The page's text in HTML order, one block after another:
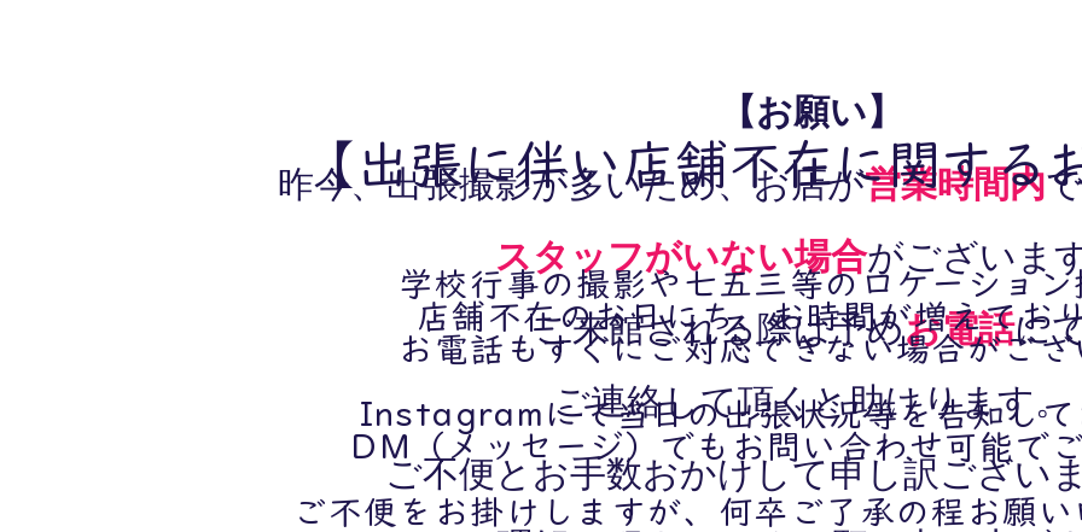
【お願い】
昨今、出張撮影が多いため、お店が営業時間内
スタッフがいない場合がございます
ご来館される際は予めお電話に
ご連絡して頂くと助けります。
ご不便とお手数おかけして申し訳ござい
【出張に伴い店舗不在に関する
学校行事の撮影や七五三等のロケーション
店舗不在のお日にち、お時間が増えてお
お電話もすぐにご対応できない場合がござ
Instagramにて当日の出張状況等を告知して
​DM（メッセージ）でもお問い合わせ可能で
ご不便をお掛けしますが、何卒ご了承の程お願い